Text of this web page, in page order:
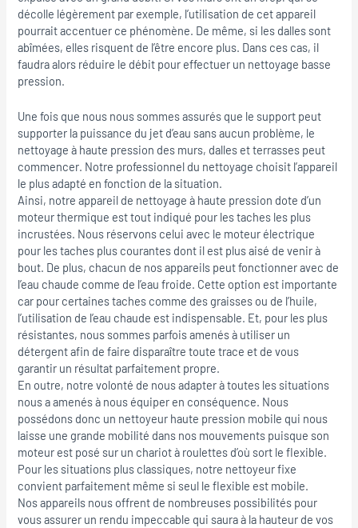
décolle légèrement par exemple, l’utilisation de cet appareil
pourrait accentuer ce phénomène. De même, si les dalles sont
abîmées, elles risquent de l’être encore plus. Dans ces cas, il
faudra alors réduire le débit pour effectuer un nettoyage basse
pression.
Une fois que nous nous sommes assurés que le support peut
supporter la puissance du jet d’eau sans aucun problème, le
nettoyage à haute pression des murs, dalles et terrasses peut
commencer. Notre professionnel du nettoyage choisit l’appareil
le plus adapté en fonction de la situation.
Ainsi, notre appareil de nettoyage à haute pression dote d’un
moteur thermique est tout indiqué pour les taches les plus
incrustées. Nous réservons celui avec le moteur électrique
pour les taches plus courantes dont il est plus aisé de venir à
bout. De plus, chacun de nos appareils peut fonctionner avec de
l’eau chaude comme de l’eau froide. Cette option est importante
car pour certaines taches comme des graisses ou de l’huile,
l’utilisation de l’eau chaude est indispensable. Et, pour les plus
résistantes, nous sommes parfois amenés à utiliser un
détergent afin de faire disparaître toute trace et de vous
garantir un résultat parfaitement propre.
En outre, notre volonté de nous adapter à toutes les situations
nous a amenés à nous équiper en conséquence. Nous
possédons donc un nettoyeur haute pression mobile qui nous
laisse une grande mobilité dans nos mouvements puisque son
moteur est posé sur un chariot à roulettes d’où sort le flexible.
Pour les situations plus classiques, notre nettoyeur fixe
convient parfaitement même si seul le flexible est mobile.
Nos appareils nous offrent de nombreuses possibilités pour
vous assurer un rendu impeccable qui saura à la hauteur de vos